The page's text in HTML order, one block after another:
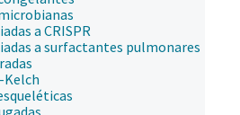
a CRISPR
a surfactantes pulmonares
Kelch